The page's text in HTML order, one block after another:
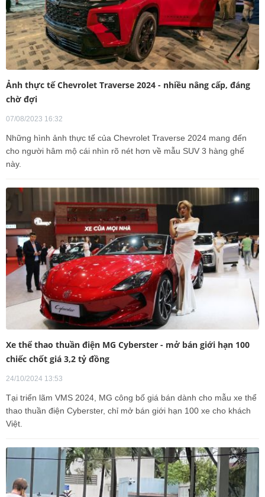
Ảnh thực tế Chevrolet Traverse 2024 - nhiều nâng cấp, đáng
chờ đợi
07/08/2023 16:32
Những hình ảnh thực tế của Chevrolet Traverse 2024 mang đến
cho người hâm mộ cái nhìn rõ nét hơn về mẫu SUV 3 hàng ghế
này.
Xe thể thao thuần điện MG Cyberster - mở bán giới hạn 100
chiếc chốt giá 3,2 tỷ đồng
24/10/2024 13:53
Tại triển lãm VMS 2024, MG công bố giá bán dành cho mẫu xe thể
thao thuần điện Cyberster, chỉ mở bán giới hạn 100 xe cho khách
Việt.